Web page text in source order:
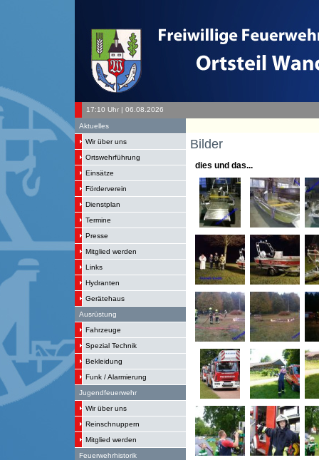
17:10 Uhr | 06.08.2026
Aktuelles
Wir über uns
Ortswehrführung
Einsätze
Förderverein
Dienstplan
Termine
Presse
Mitglied werden
Links
Hydranten
Gerätehaus
Ausrüstung
Fahrzeuge
Spezial Technik
Bekleidung
Funk / Alarmierung
Jugendfeuerwehr
Wir über uns
Reinschnuppern
Mitglied werden
Feuerwehrhistorik
Bilder
dies und das...